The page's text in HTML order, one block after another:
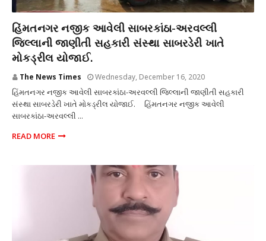
હિંમતનગર નજીક આવેલી સાબરકાંઠા-અરવલ્લી
જિલ્લાની જાણીતી સહકારી સંસ્થા સાબરડેરી ખાતે
મોકડ્રીલ યોજાઈ.
The News Times Wednesday, December 16, 2020
હિંમતનગર નજીક આવેલી સાબરકાંઠા-અરવલ્લી જિલ્લાની જાણીતી સહકારી
સંસ્થા સાબરડેરી ખાતે મોકડ્રીલ યોજાઈ. હિંમતનગર નજીક આવેલી
સાબરકાંઠા-અરવલ્લી ...
READ MORE